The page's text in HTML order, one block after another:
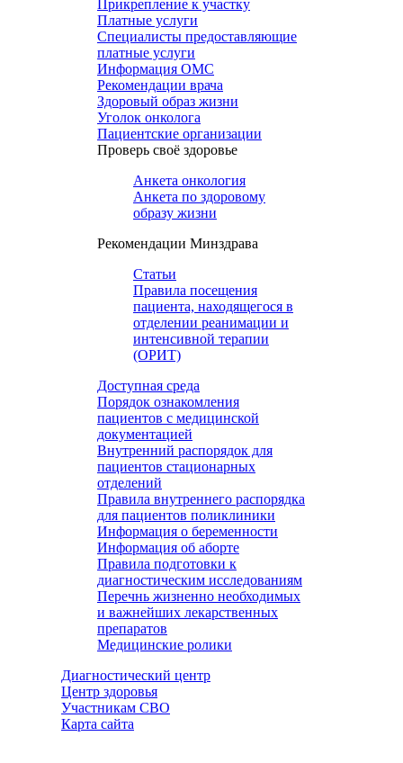
Прикрепление к участку
Платные услуги
Специалисты предоставляющие
платные услуги
Информация ОМС
Рекомендации врача
Здоровый образ жизни
Уголок онколога
Пациентские организации
Проверь своё здоровье
Анкета онкология
Анкета по здоровому
образу жизни
Рекомендации Минздрава
Статьи
Правила посещения
пациента, находящегося в
отделении реанимации и
интенсивной терапии
(ОРИТ)
Доступная среда
Порядок ознакомления
пациентов с медицинской
документацией
Внутренний распорядок для
пациентов стационарных
отделений
Правила внутреннего распорядка
для пациентов поликлиники
Информация о беременности
Информация об аборте
Правила подготовки к
диагностическим исследованиям
Перечнь жизненно необходимых
и важнейших лекарственных
препаратов
Медицинские ролики
Диагностический центр
Центр здоровья
Участникам СВО
Карта сайта